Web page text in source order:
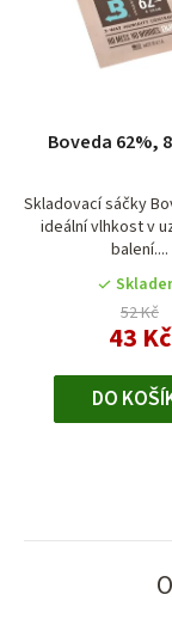
Boveda 62%,
Skladovací sáčky
ideální vlhkost v
balení....
52 Kč
43 Kč
DO